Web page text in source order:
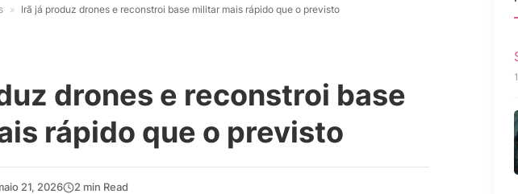
» Irã já produz drones e reconstroi base militar mais rápido que o previsto
drones e reconstroi base
rápido que o previsto
21, 2026 2 min Read